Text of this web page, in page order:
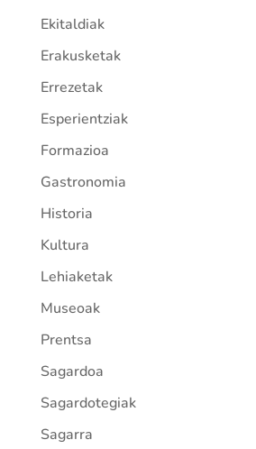
Ekitaldiak
Erakusketak
Errezetak
Esperientziak
Formazioa
Gastronomia
Historia
Kultura
Lehiaketak
Museoak
Prentsa
Sagardoa
Sagardotegiak
Sagarra